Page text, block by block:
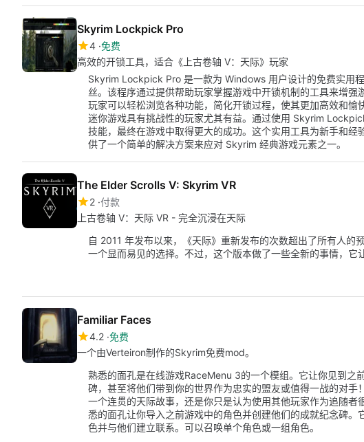
Skyrim Lockpick Pro
4 免费
高效的开锁工具，适合《上古卷轴 V：天际》玩家
Skyrim Lockpick Pro 是一款为 Windows 用户设计的免费实用
丝。该程序通过提供帮助玩家掌握游戏中开锁机制的工具来增强
玩家可以轻松浏览各种功能，简化开锁过程，使其更加高效和愉
迷你游戏具有挑战性的玩家尤其有益。通过使用 Skyrim
技能，最终在游戏中取得更大的成功。这个实用工具为新手和经
供了一个简单的解决方案来应对 Skyrim 经典游戏元素之一。
The Elder Scrolls V: Skyrim VR
2 付款
上古卷轴 V：天际 VR - 完全沉浸在天际
自 2011 年发布以来，《天际》重新发布的次数超出了所有人的
一个显而易见的选择。不过，这个版本做了一些全新的事情，它
Familiar Faces
4.2 免费
一个由Verteiron制作的Skyrim免费mod。
熟悉的面孔是在线游戏RaceMenu 3的一个模组。它让你见到之
碑，甚至将他们带到你的世界作为忠实的盟友或值得一战的对手
一个连贯的天际故事，还是你只是认为使用其他玩家作为追随者
悉的面孔让你导入之前游戏中的角色并创建他们的成就纪念碑。
色并与他们建立联系。可以召唤单个角色或一组角色。